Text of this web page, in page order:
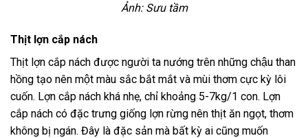
Ảnh: Sưu tầm
Thịt lợn cắp nách
Thịt lợn cắp nách được người ta nướng trên những chậu than
hồng tạo nên một màu sắc bắt mắt và mùi thơm cực kỳ lôi
cuốn. Lợn cắp nách khá nhẹ, chỉ khoảng 5-7kg/1 con. Lợn
cắp nách có đặc trưng giống lợn rừng nên thịt ăn ngọt, thơm
không bị ngán. Đây là đặc sản mà bất kỳ ai cũng muốn